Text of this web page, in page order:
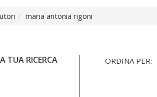
maria antonia rigoni
TUA RICERCA ORDINA PER: